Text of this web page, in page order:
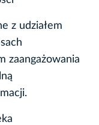
z udziałem
zaangażowania